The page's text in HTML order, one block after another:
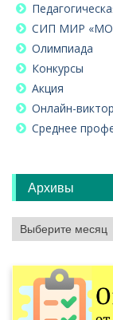
СИП МИР
Олимпиада
Конкурсы
Акция
Онлайн-
Среднее
Архивы
Архивы